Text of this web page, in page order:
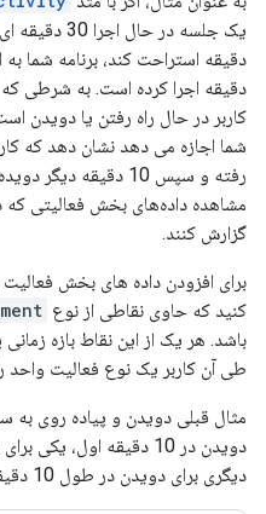
دقیقه اجرا کرده است. به شرطی
کاربر در حال راه رفتن یا دویدن
رفته و سپس 10 دقیقه
مشاهده داده‌های بخش فعالیتی که
گزارش کنند.
برای افزودن داده های بخش
کنید که حاوی نقاطی از نوع
باشد. هر یک از این نقاط بازه
طی آن کاربر یک نوع فعالیت واحد
مثال قبلی دویدن و پیاده روی به
دیگری برای دویدن در طول 10 دقیقه پایانی.